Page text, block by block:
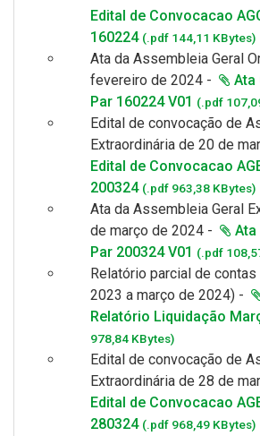
Edital de Convocacao
160224 (.pdf 144,11 KBytes)
Ata da Assembleia Geral
fevereiro de 2024 -
Ata
Par 160224 V01 (.pdf
Edital de convocação de
Extraordinária de 20 de
Edital de Convocacao
200324 (.pdf 963,38 KBytes)
Ata da Assembleia Geral
de março de 2024 -
Ata
Par 200324 V01 (.pdf
Relatório parcial de
2023 a março de 2024) -
Relatório Liquidação
978,84 KBytes)
Edital de convocação de
Extraordinária de 28 de
Edital de Convocacao
280324 (.pdf 968,49 KBytes)